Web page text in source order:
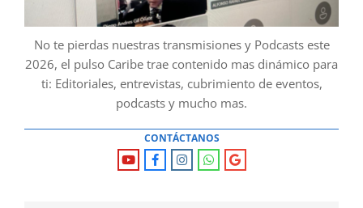
No te pierdas nuestras transmisiones y Podcasts este
2026, el pulso Caribe trae contenido mas dinámico para
ti: Editoriales, entrevistas, cubrimiento de eventos,
podcasts y mucho mas.
CONTÁCTANOS